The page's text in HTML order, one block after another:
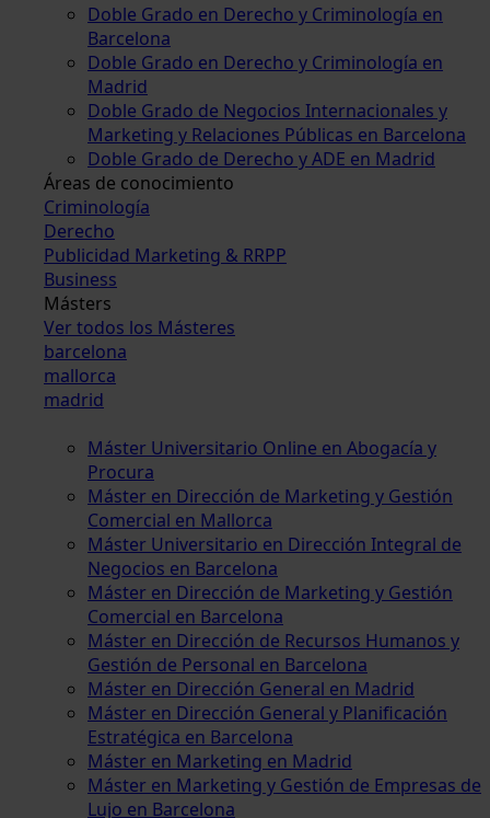
Doble Grado en Derecho y Criminología en
Barcelona
Doble Grado en Derecho y Criminología en
Madrid
Doble Grado de Negocios Internacionales y
Marketing y Relaciones Públicas en Barcelona
Doble Grado de Derecho y ADE en Madrid
Áreas de conocimiento
Criminología
Derecho
Publicidad Marketing & RRPP
Business
Másters
Ver todos los Másteres
barcelona
mallorca
madrid
Máster Universitario Online en Abogacía y
Procura
Máster en Dirección de Marketing y Gestión
Comercial en Mallorca
Máster Universitario en Dirección Integral de
Negocios en Barcelona
Máster en Dirección de Marketing y Gestión
Comercial en Barcelona
Máster en Dirección de Recursos Humanos y
Gestión de Personal en Barcelona
Máster en Dirección General en Madrid
Máster en Dirección General y Planificación
Estratégica en Barcelona
Máster en Marketing en Madrid
Máster en Marketing y Gestión de Empresas de
Lujo en Barcelona